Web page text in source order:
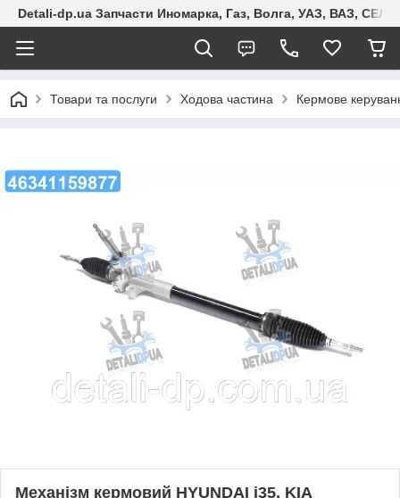
Detali-dp.ua Запчасти Иномарка, Газ, Волга, УАЗ, ВАЗ,
Товари та послуги Ходова частина Кермове
Механізм кермовий HYUNDAI i35, KIA